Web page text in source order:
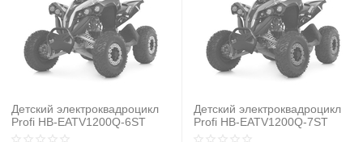
Детский электроквадроцикл
Profi HB-EATV1200Q-6ST
Детский электроквадроцикл
Profi HB-EATV1200Q-7ST